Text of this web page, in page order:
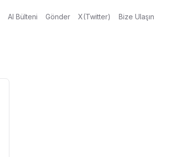
AI Bülteni Gönder X(Twitter) Bize Ulaşın